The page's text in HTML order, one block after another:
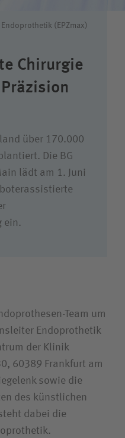
(EPZmax)
Chirurgie
über 170.000
Die BG
lädt am 1. Juni
ein.
Team um
Endoprothetik
der Klinik
60389 Frankfurt am
sowie die
des künstlichen
dabei die